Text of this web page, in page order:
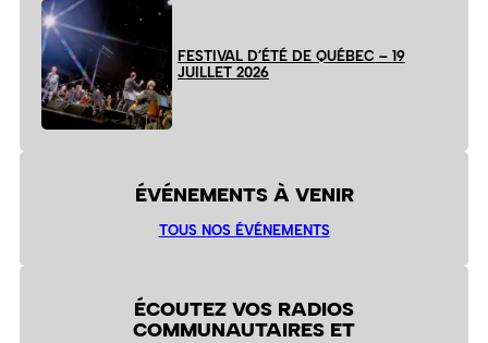
FESTIVAL D’ÉTÉ DE QUÉBEC – 19
JUILLET 2026
ÉVÉNEMENTS À VENIR
TOUS NOS ÉVÉNEMENTS
ÉCOUTEZ VOS RADIOS
COMMUNAUTAIRES ET